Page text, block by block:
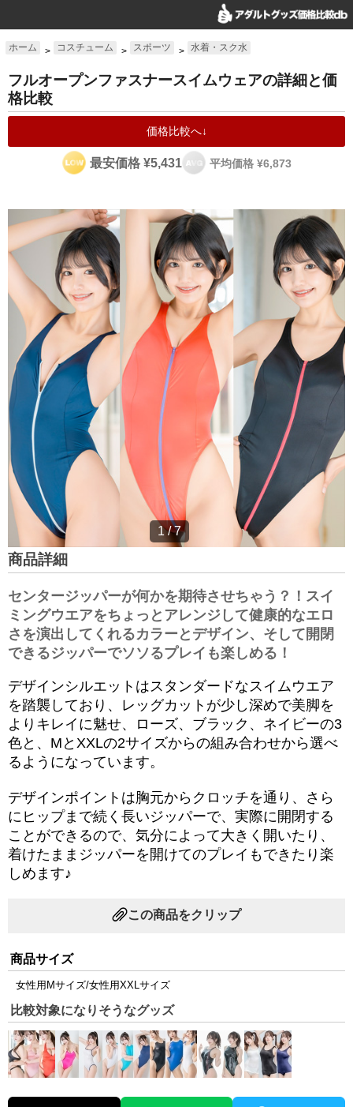
ホーム > コスチューム > スポーツ > 水着・スク水
フルオープンファスナースイムウェアの詳細と価
格比較
価格比較へ↓
最安価格 ¥5,431 平均価格 ¥6,873
1/7
商品詳細
センタージッパーが何かを期待させちゃう？！スイ
ミングウエアをちょっとアレンジして健康的なエロ
さを演出してくれるカラーとデザイン、そして開閉
できるジッパーでソソるプレイも楽しめる！
デザインシルエットはスタンダードなスイムウエア
を踏襲しており、レッグカットが少し深めで美脚を
よりキレイに魅せ、ローズ、ブラック、ネイビーの3
色と、MとXXLの2サイズからの組み合わせから選べ
るようになっています。
デザインポイントは胸元からクロッチを通り、さら
にヒップまで続く長いジッパーで、実際に開閉する
ことができるので、気分によって大きく開いたり、
着けたままジッパーを開けてのプレイもできたり楽
しめます♪
この商品をクリップ
商品サイズ
女性用Mサイズ/女性用XXLサイズ
比較対象になりそうなグッズ